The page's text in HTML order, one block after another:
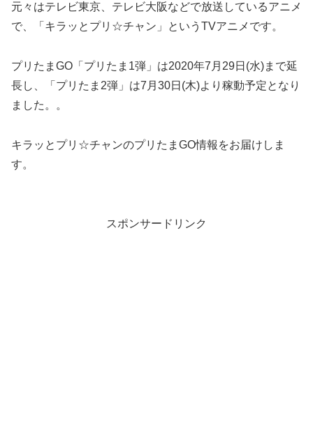
元々はテレビ東京、テレビ大阪などで放送しているアニメ
で、「キラッとプリ☆チャン」というTVアニメです。
プリたまGO「プリたま1弾」は2020年7月29日(水)まで延
長し、「プリたま2弾」は7月30日(木)より稼動予定となり
ました。。
キラッとプリ☆チャンのプリたまGO情報をお届けしま
す。
スポンサードリンク